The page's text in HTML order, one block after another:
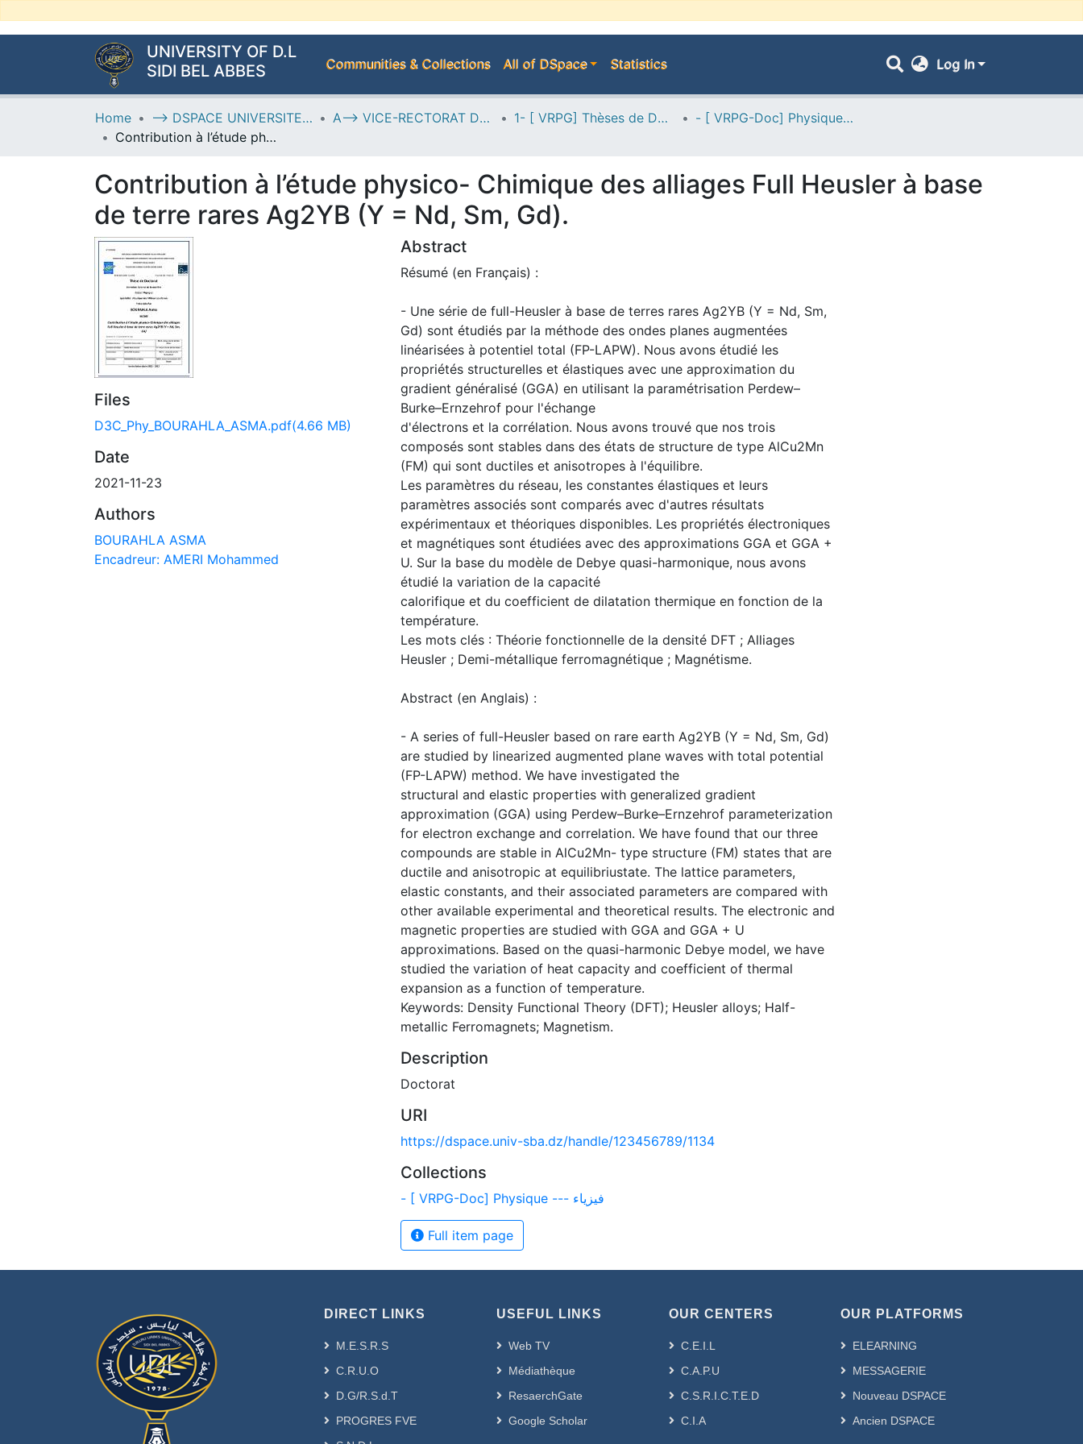
UNIVERSITY OF D.L
SIDI BEL ABBES
Communities & Collections All of DSpace Statistics Log In
Home --> DSPACE UNIVERSITE DJILALLI LIABES DE SIDI BEL ABBES A--> VICE-RECTORAT DE LA POST-GRADUATION 1- [ VRPG] Thèses de Doctorat
- [ VRPG-Doc] Physique --- فيزياء
Contribution à l’étude physico- Chimique des alliages Full Heusler à base de terre rares Ag2YB (Y = Nd, Sm, Gd).
Contribution à l’étude physico- Chimique des alliages Full Heusler à base
de terre rares Ag2YB (Y = Nd, Sm, Gd).
Files
D3C_Phy_BOURAHLA_ASMA.pdf(4.66 MB)
Date
2021-11-23
Authors
BOURAHLA ASMA
Encadreur: AMERI Mohammed
Abstract
Résumé (en Français) :
- Une série de full-Heusler à base de terres rares Ag2YB (Y = Nd, Sm,
Gd) sont étudiés par la méthode des ondes planes augmentées
linéarisées à potentiel total (FP-LAPW). Nous avons étudié les
propriétés structurelles et élastiques avec une approximation du
gradient généralisé (GGA) en utilisant la paramétrisation Perdew–
Burke–Ernzehrof pour l'échange
d'électrons et la corrélation. Nous avons trouvé que nos trois
composés sont stables dans des états de structure de type AlCu2Mn
(FM) qui sont ductiles et anisotropes à l'équilibre.
Les paramètres du réseau, les constantes élastiques et leurs
paramètres associés sont comparés avec d'autres résultats
expérimentaux et théoriques disponibles. Les propriétés électroniques
et magnétiques sont étudiées avec des approximations GGA et GGA +
U. Sur la base du modèle de Debye quasi-harmonique, nous avons
étudié la variation de la capacité
calorifique et du coefficient de dilatation thermique en fonction de la
température.
Les mots clés : Théorie fonctionnelle de la densité DFT ; Alliages
Heusler ; Demi-métallique ferromagnétique ; Magnétisme.
Abstract (en Anglais) :
- A series of full-Heusler based on rare earth Ag2YB (Y = Nd, Sm, Gd)
are studied by linearized augmented plane waves with total potential
(FP-LAPW) method. We have investigated the
structural and elastic properties with generalized gradient
approximation (GGA) using Perdew–Burke–Ernzehrof parameterization
for electron exchange and correlation. We have found that our three
compounds are stable in AlCu2Mn- type structure (FM) states that are
ductile and anisotropic at equilibriustate. The lattice parameters,
elastic constants, and their associated parameters are compared with
other available experimental and theoretical results. The electronic and
magnetic properties are studied with GGA and GGA + U
approximations. Based on the quasi-harmonic Debye model, we have
studied the variation of heat capacity and coefficient of thermal
expansion as a function of temperature.
Keywords: Density Functional Theory (DFT); Heusler alloys; Half-
metallic Ferromagnets; Magnetism.
Description
Doctorat
URI
https://dspace.univ-sba.dz/handle/123456789/1134
Collections
- [ VRPG-Doc] Physique --- فيزياء
Full item page
DIRECT LINKS
M.E.S.R.S
C.R.U.O
D.G/R.S.d.T
PROGRES FVE
USEFUL LINKS
Web TV
Médiathèque
ResaerchGate
Google Scholar
OUR CENTERS
C.E.I.L
C.A.P.U
C.S.R.I.C.T.E.D
C.I.A
OUR PLATFORMS
ELEARNING
MESSAGERIE
Nouveau DSPACE
Ancien DSPACE